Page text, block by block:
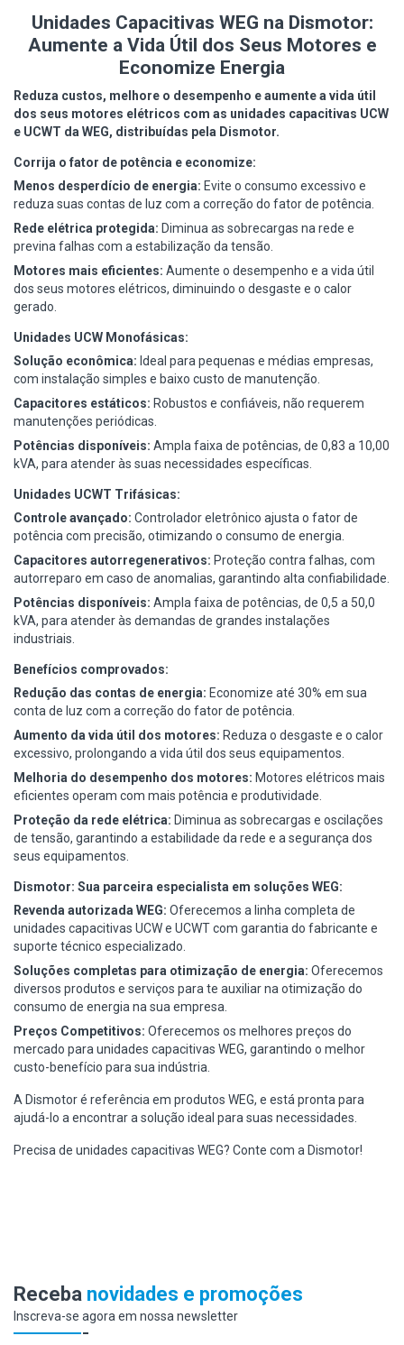
Unidades Capacitivas WEG na Dismotor:
Aumente a Vida Útil dos Seus Motores e
Economize Energia
Reduza custos, melhore o desempenho e aumente a vida útil
dos seus motores elétricos com as unidades capacitivas UCW
e UCWT da WEG, distribuídas pela Dismotor.
Corrija o fator de potência e economize:
Menos desperdício de energia: Evite o consumo excessivo e
reduza suas contas de luz com a correção do fator de potência.
Rede elétrica protegida: Diminua as sobrecargas na rede e
previna falhas com a estabilização da tensão.
Motores mais eficientes: Aumente o desempenho e a vida útil
dos seus motores elétricos, diminuindo o desgaste e o calor
gerado.
Unidades UCW Monofásicas:
Solução econômica: Ideal para pequenas e médias empresas,
com instalação simples e baixo custo de manutenção.
Capacitores estáticos: Robustos e confiáveis, não requerem
manutenções periódicas.
Potências disponíveis: Ampla faixa de potências, de 0,83 a 10,00
kVA, para atender às suas necessidades específicas.
Unidades UCWT Trifásicas:
Controle avançado: Controlador eletrônico ajusta o fator de
potência com precisão, otimizando o consumo de energia.
Capacitores autorregenerativos: Proteção contra falhas, com
autorreparo em caso de anomalias, garantindo alta confiabilidade.
Potências disponíveis: Ampla faixa de potências, de 0,5 a 50,0
kVA, para atender às demandas de grandes instalações
industriais.
Benefícios comprovados:
Redução das contas de energia: Economize até 30% em sua
conta de luz com a correção do fator de potência.
Aumento da vida útil dos motores: Reduza o desgaste e o calor
excessivo, prolongando a vida útil dos seus equipamentos.
Melhoria do desempenho dos motores: Motores elétricos mais
eficientes operam com mais potência e produtividade.
Proteção da rede elétrica: Diminua as sobrecargas e oscilações
de tensão, garantindo a estabilidade da rede e a segurança dos
seus equipamentos.
Dismotor: Sua parceira especialista em soluções WEG:
Revenda autorizada WEG: Oferecemos a linha completa de
unidades capacitivas UCW e UCWT com garantia do fabricante e
suporte técnico especializado.
Soluções completas para otimização de energia: Oferecemos
diversos produtos e serviços para te auxiliar na otimização do
consumo de energia na sua empresa.
Preços Competitivos: Oferecemos os melhores preços do
mercado para unidades capacitivas WEG, garantindo o melhor
custo-benefício para sua indústria.
A Dismotor é referência em produtos WEG, e está pronta para
ajudá-lo a encontrar a solução ideal para suas necessidades.
Precisa de unidades capacitivas WEG? Conte com a Dismotor!
Receba novidades e promoções
Inscreva-se agora em nossa newsletter